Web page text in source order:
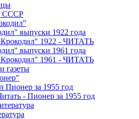
СССР
выпуски 1922 года
1922 - ЧИТАТЬ
выпуски 1961 года
1961 - ЧИТАТЬ
газеты
Пионер за 1955 год
- Пионер за 1955 год